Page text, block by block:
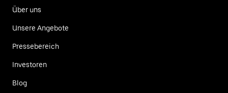
Über uns
Unsere Angebote
Pressebereich
Investoren
Blog